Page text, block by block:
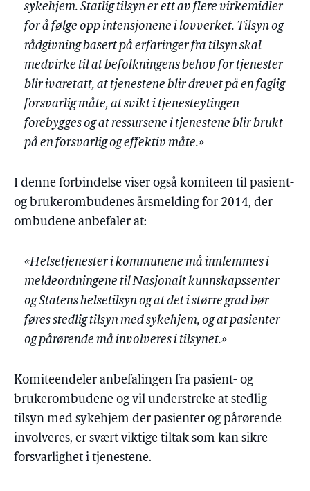
sykehjem. Statlig tilsyn er ett av flere virkemidler
for å følge opp intensjonene i lovverket. Tilsyn og
rådgivning basert på erfaringer fra tilsyn skal
medvirke til at befolkningens behov for tjenester
blir ivaretatt, at tjenestene blir drevet på en faglig
forsvarlig måte, at svikt i tjenesteytingen
forebygges og at ressursene i tjenestene blir brukt
på en forsvarlig og effektiv måte.»
I denne forbindelse viser også komiteen til pasient-
og brukerombudenes årsmelding for 2014, der
ombudene anbefaler at:
«Helsetjenester i kommunene må innlemmes i
meldeordningene til Nasjonalt kunnskapssenter
og Statens helsetilsyn og at det i større grad bør
føres stedlig tilsyn med sykehjem, og at pasienter
og pårørende må involveres i tilsynet.»
Komiteendeler anbefalingen fra pasient- og
brukerombudene og vil understreke at stedlig
tilsyn med sykehjem der pasienter og pårørende
involveres, er svært viktige tiltak som kan sikre
forsvarlighet i tjenestene.